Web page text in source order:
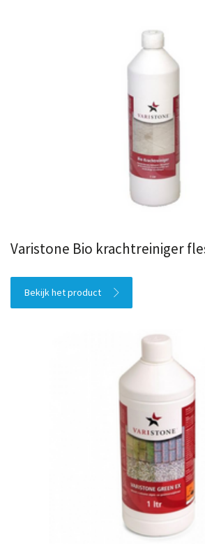
Varistone Bio krachtreiniger
Bekijk het product